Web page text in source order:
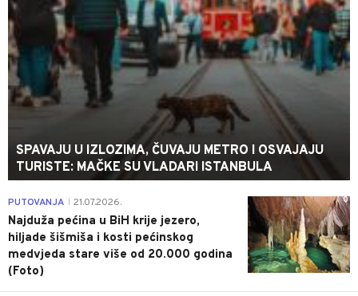
SPAVAJU U IZLOZIMA, ČUVAJU METRO I OSVAJAJU
TURISTE: MAČKE SU VLADARI ISTANBULA
0
PUTOVANJA 21.07.2026.
Najduža pećina u BiH krije jezero,
hiljade šišmiša i kosti pećinskog
medvjeda stare više od 20.000 godina
(Foto)